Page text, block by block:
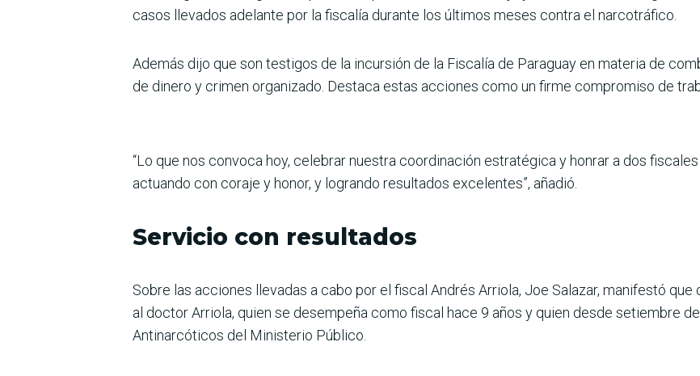
casos llevados adelante por la fiscalía durante los últimos meses contra el narcotráfico.
Además dijo que son testigos de la incursión de la Fiscalía de Paraguay en materia de
de dinero y crimen organizado. Destaca estas acciones como un firme compromiso de
“Lo que nos convoca hoy, celebrar nuestra coordinación estratégica y honrar a dos
actuando con coraje y honor, y logrando resultados excelentes”, añadió.
Servicio con resultados
Sobre las acciones llevadas a cabo por el fiscal Andrés Arriola, Joe Salazar, manifestó
al doctor Arriola, quien se desempeña como fiscal hace 9 años y quien desde setiembre
Antinarcóticos del Ministerio Público.